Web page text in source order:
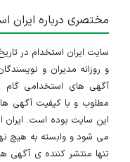
مختصری درباره ایران
و روزانه مدیران و
آگهی های استخدامی گام
مطلوب و با کیفیت آگهی
این سایت بوده است.
می شود و وابسته به هیچ
تنها منتشر کننده ی آگهی